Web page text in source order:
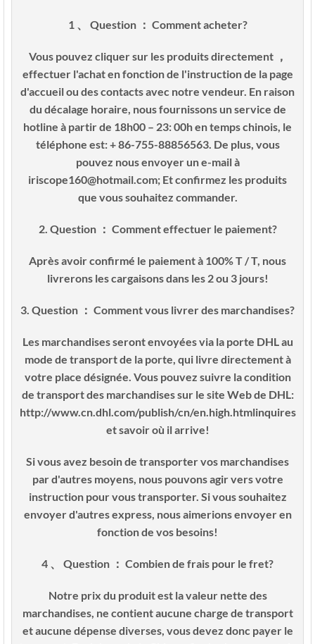
1 、 Question ： Comment acheter?
Vous pouvez cliquer sur les produits directement ，
effectuer l'achat en fonction de l'instruction de la page
d'accueil ou des contacts avec notre vendeur. En raison
du décalage horaire, nous fournissons un service de
hotline à partir de 18h00 – 23: 00h en temps chinois, le
téléphone est: + 86-755-88856563. De plus, vous
pouvez nous envoyer un e-mail à
iriscope160@hotmail.com; Et confirmez les produits
que vous souhaitez commander.
2. Question ： Comment effectuer le paiement?
Après avoir confirmé le paiement à 100% T / T, nous
livrerons les cargaisons dans les 2 ou 3 jours!
3. Question ： Comment vous livrer des marchandises?
Les marchandises seront envoyées via la porte DHL au
mode de transport de la porte, qui livre directement à
votre place désignée. Vous pouvez suivre la condition
de transport des marchandises sur le site Web de DHL:
http://www.cn.dhl.com/publish/cn/en.high.htmlinquires
et savoir où il arrive!
Si vous avez besoin de transporter vos marchandises
par d'autres moyens, nous pouvons agir vers votre
instruction pour vous transporter. Si vous souhaitez
envoyer d'autres express, nous aimerions envoyer en
fonction de vos besoins!
4 、 Question ： Combien de frais pour le fret?
Notre prix du produit est la valeur nette des
marchandises, ne contient aucune charge de transport
et aucune dépense diverses, vous devez donc payer le